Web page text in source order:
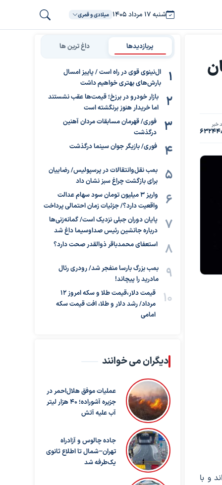
شنبه ۱۷ مرداد ۱۴۰۵ میلادی و قمری
خبر
و با
پربازدیدها داغ ترین ها
ال‌نینوی قوی در راه است / پاییز امسال
بارش‌های بهتری خواهیم داشت
بازار خودرو در برزخ؛ قیمت‌ها عقب نشستند
اما خریدار هنوز برنگشته است
فوری/ قهرمان مسابقات مردان آهنین
درگذشت
فوری/ بازیگر جوان سینما درگذشت
بمب نقل‌وانتقالات در پرسپولیس/ رضاییان
برای بازگشت چراغ سبز نشان داد
واریز ۳ میلیون تومان سود سهام عدالت
واقعیت دارد؟/ جزئیات زمان احتمالی پرداخت
پایان دوران جبلی نزدیک است/ گمانه‌زنی‌ها
درباره جانشین رئیس صداوسیما داغ شد
استعفای محمدباقر ذوالقدر صحت دارد؟
بمب بزرگ بارسا منفجر شد/ رودری رئال
مادرید را پیچاند!
قیمت دلار،قیمت طلا و سکه امروز ۱۲
مرداد/ رشد دلار و طلا، افت قیمت سکه
امامی
دیگران می خوانند
عملیات موفق هلال‌احمر در
جزیره آشوراده؛ ۴۰ هزار لیتر
آب علیه آتش
جاده چالوس و آزادراه
تهران–شمال تا اطلاع ثانوی
یک‌طرفه شد